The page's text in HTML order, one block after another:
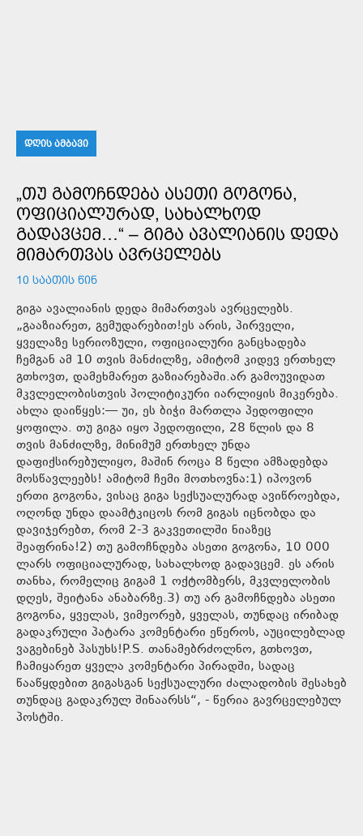
ᲓᲦᲘᲡ ᲐᲛᲑᲐᲕᲘ
„ᲗᲣ ᲒᲐᲛᲝᲩᲜᲓᲔᲑᲐ ᲐᲡᲔᲗᲘ ᲒᲝᲒᲝᲜᲐ,
ᲝᲤᲘᲪᲘᲐᲚᲣᲠᲐᲓ, ᲡᲐᲮᲐᲚᲮᲝᲓ
ᲒᲐᲓᲐᲕᲪᲔᲛ…“ – ᲒᲘᲒᲐ ᲐᲕᲐᲚᲘᲐᲜᲘᲡ ᲓᲔᲓᲐ
ᲛᲘᲛᲐᲠᲗᲕᲐᲡ ᲐᲕᲠᲪᲔᲚᲔᲑᲡ
10 ᲡᲐᲐᲗᲘᲡ ᲬᲘᲜ
გიგა ავალიანის დედა მიმართვას ავრცელებს.
„გააზიარეთ, გემუდარებით!ეს არის, პირველი,
ყველაზე სერიოზული, ოფიციალური განცხადება
ჩემგან ამ 10 თვის მანძილზე, ამიტომ კიდევ ერთხელ
გთხოვთ, დამეხმარეთ გაზიარებაში.არ გამოუვიდათ
მკვლელობისთვის პოლიტიკური იარლიყის მიკერება.
ახლა დაიწყეს:— უი, ეს ბიჭი მართლა პედოფილი
ყოფილა. თუ გიგა იყო პედოფილი, 28 წლის და 8
თვის მანძილზე, მინიმუმ ერთხელ უნდა
დაფიქსირებულიყო, მაშინ როცა 8 წელი ამზადებდა
მოსწავლეებს! ამიტომ ჩემი მოთხოვნა:1) იპოვონ
ერთი გოგონა, ვისაც გიგა სექსუალურად ავიწროებდა,
ოღონდ უნდა დაამტკიცოს რომ გიგას იცნობდა და
დავიჯერებთ, რომ 2-3 გაკვეთილში ნიაზეც
შეაფრინა!2) თუ გამოჩნდება ასეთი გოგონა, 10 000
ლარს ოფიციალურად, სახალხოდ გადავცემ. ეს არის
თანხა, რომელიც გიგამ 1 ოქტომბერს, მკვლელობის
დღეს, შეიტანა ანაბარზე.3) თუ არ გამოჩნდება ასეთი
გოგონა, ყველას, ვიმეორებ, ყველას, თუნდაც ირიბად
გადაკრული პატარა კომენტარი ეწეროს, აუცილებლად
ვაგებინებ პასუხს!P.S. თანამებრძოლნო, გთხოვთ,
ჩამიყარეთ ყველა კომენტარი პირადში, სადაც
წააწყდებით გიგასგან სექსუალური ძალადობის შესახებ
თუნდაც გადაკრულ შინაარსს“, - წერია გავრცელებულ
პოსტში.